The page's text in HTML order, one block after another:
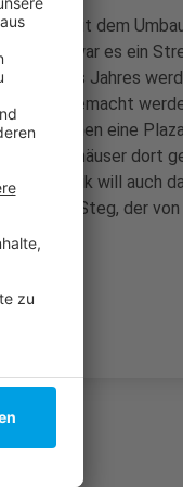
2020) mit dem
- lange war es ein
Mitte des Jahres
schick gemacht
dazwischen eine
Hochhäuser dort
Die Politik will auch
Steg, der